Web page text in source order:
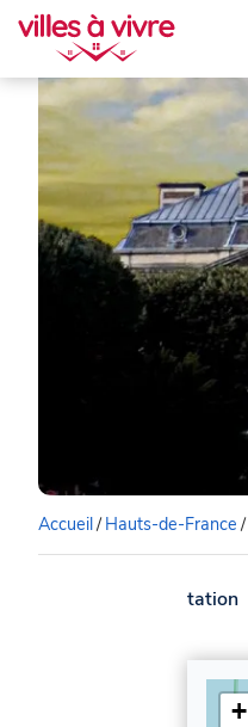
Accueil/ Hauts-de-France/
Présentation
+